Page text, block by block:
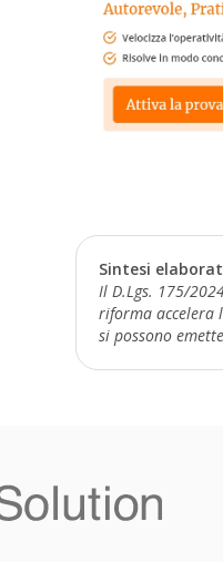
Sintesi
Il D.Lgs. 175/
riforma accelera
si possono